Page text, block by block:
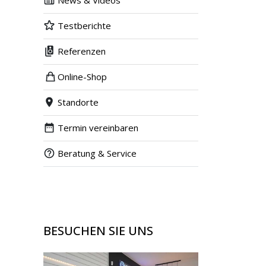
Testberichte
Referenzen
Online-Shop
Standorte
Termin vereinbaren
Beratung & Service
BESUCHEN SIE UNS